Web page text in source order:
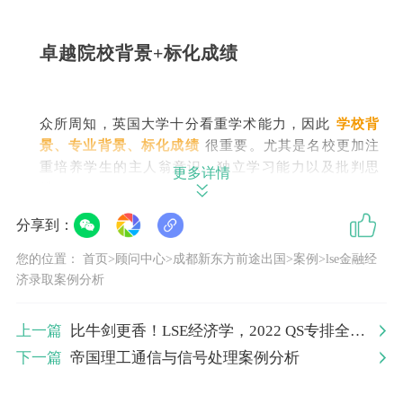
卓越院校背景+标化成绩
众所周知，英国大学十分看重学术能力，因此 学校背
景、专业背景、标化成绩 很重要。尤其是名校更加注
重培养学生的主人翁意识、独立学习能力以及批判思
因此，Y同学本科大学期间经过 前期顾问和规划师合
理建议，将均分始终维持在90以上
同时，Y同学本科院校背景和专业也是一大竞争力。
分享到：
您的位置： 首页>顾问中心>成都新东方前途出国>案例 >lse金融经
济录取案例分析
更多详情
上一篇
比牛剑更香！LSE经济学，2022 QS专排全英
第一
下一篇 帝国理工通信与信号处理案例分析